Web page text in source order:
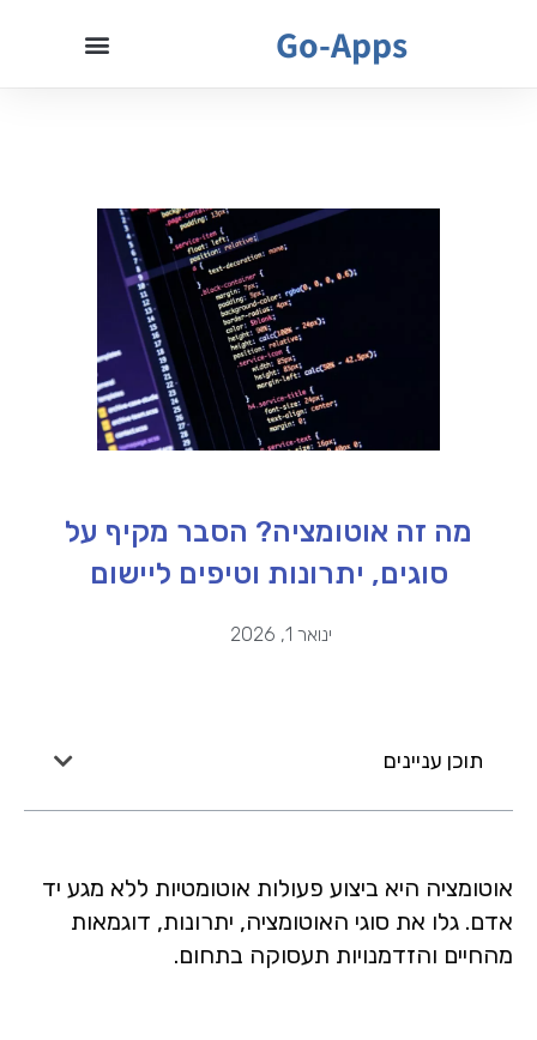
Go-Apps
מה זה אוטומציה? הסבר מקיף על
סוגים, יתרונות וטיפים ליישום
ינואר 1, 2026
תוכן עניינים
אוטומציה היא ביצוע פעולות אוטומטיות ללא מגע יד
אדם. גלו את סוגי האוטומציה, יתרונות, דוגמאות
מהחיים והזדמנויות תעסוקה בתחום.